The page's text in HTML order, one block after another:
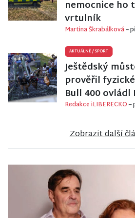
nemocnice
vrtulník
Martina Škrabálková–
AKTUÁLNĚ/SPORT
Ještědský
prověřil
Bull 400 ovládl
Redakce iLIBERECKO–
Zobrazit další